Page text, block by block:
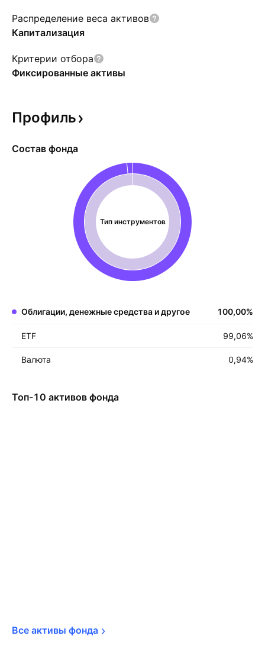
Распределение веса активов
Капитализация
Критерии отбора
Фиксированные активы
Профиль
Состав фонда
Тип инструментов
Облигации, денежные средства и другое 100,00%
ETF 99,06%
Валюта 0,94%
Топ-10 активов фонда
Все активы фонда